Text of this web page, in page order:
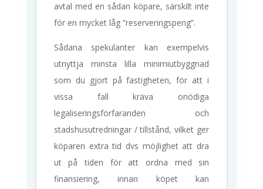
avtal med en sådan köpare, särskilt inte
för en mycket låg ”reserveringspeng”.
Sådana spekulanter kan exempelvis
utnyttja minsta lilla minimiutbyggnad
som du gjort på fastigheten, för att i
vissa fall kräva onödiga
legaliseringsförfaranden och
stadshusutredningar / tillstånd, vilket ger
köparen extra tid dvs möjlighet att dra
ut på tiden för att ordna med sin
finansiering, innan köpet kan